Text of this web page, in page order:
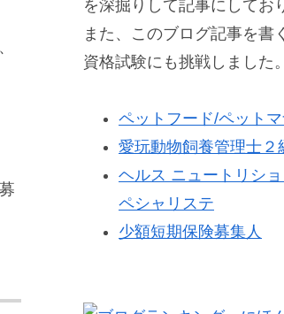
を深掘りして記事にしてお
また、このブログ記事を書
資格試験にも挑戦しました。
ペットフード/ペット
愛玩動物飼養管理士２
ヘルス ニュートリシ
ペシャリステ
少額短期保険募集人